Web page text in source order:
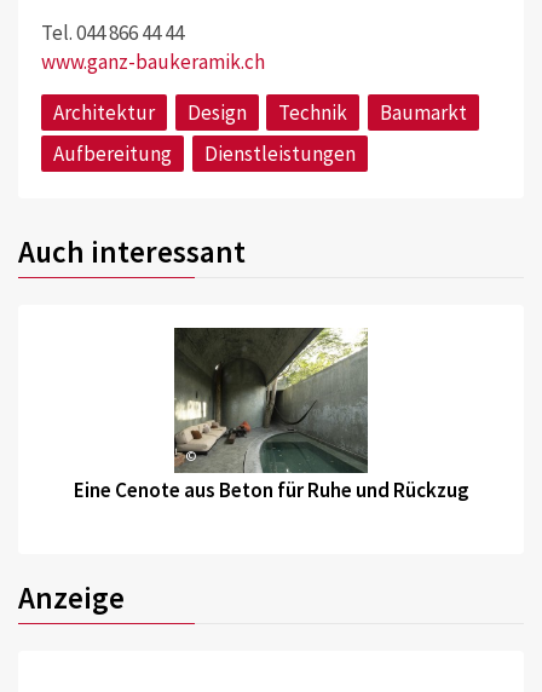
Tel. 044 866 44 44
www.ganz-baukeramik.ch
Architektur
Design Technik
Baumarkt
Aufbereitung
Dienstleistungen
Auch interessant
©
Eine Cenote aus Beton für Ruhe und Rückzug
Anzeige